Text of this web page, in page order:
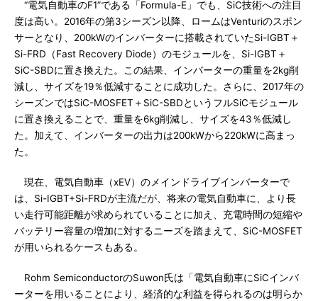
“電気自動車のF1”である「Formula-E」でも、SiC技術への注目
度は高い。2016年の第3シーズン以降、ロームはVenturiのスポン
サーとなり、200kWのインバーターに搭載されていたSi-IGBT＋
Si-FRD（Fast Recovery Diode）のモジュールを、Si-IGBT＋
SiC-SBDに置き換えた。この結果、インバーターの重量を2kg削
減し、サイズを19％低減することに成功した。さらに、2017年の
シーズンではSiC-MOSFET＋SiC-SBDというフルSiCモジュール
に置き換えることで、重量を6kg削減し、サイズを43％低減し
た。加えて、インバーターの出力は200kWから220kWに高まっ
た。
現在、電気自動車（xEV）のメインドライブインバーターで
は、Si-IGBT+Si-FRDが主流だが、将来の電気自動車に、より長
い走行可能距離が求められていることに加え、充電時間の短縮や
バッテリー容量の増加に対するニーズを踏まえて、SiC-MOSFET
が用いられるケースもある。
Rohm SemiconductorのSuwon氏は「電気自動車にSiCインバ
ーターを用いることにより、経済的な利益を得られるのは明らか